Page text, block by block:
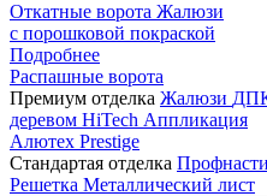
Откатные ворота Жалюзи
с порошковой покраской
Подробнее
Распашные ворота
Премиум отделка Жалюзи
деревом HiTech Аппликация
Алютех Prestige
Стандартая отделка
Решетка Металлический лист